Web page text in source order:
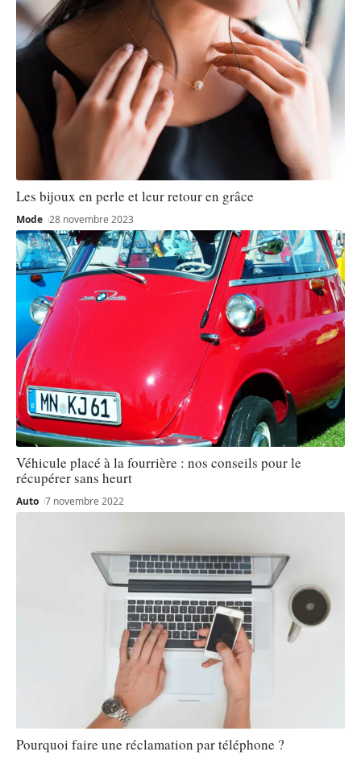
Les bijoux en perle et leur retour en grâce
Mode 28 novembre 2023
Véhicule placé à la fourrière : nos conseils pour le
récupérer sans heurt
Auto 7 novembre 2022
Pourquoi faire une réclamation par téléphone ?